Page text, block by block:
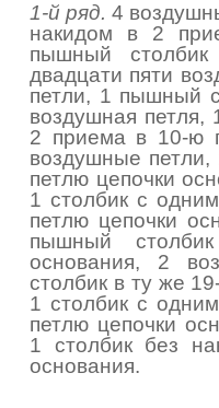
1-й ряд. 4
накидом в 2
пышный
двадцати пяти
петли, 1 пышный
воздушная петля,
2 приема в 10-ю
воздушные
петлю цепочки
1 столбик с
петлю цепочки
пышный
основания, 2
столбик в ту же
1 столбик с
петлю цепочки
1 столбик без
основания.